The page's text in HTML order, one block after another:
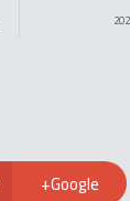
Google+